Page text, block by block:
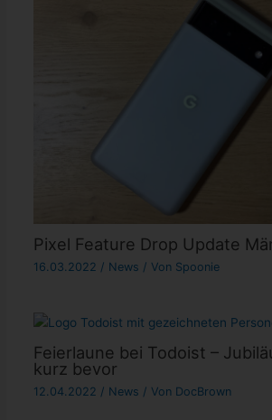
Pixel Feature Drop Update
16.03.2022 / News / Von Spoonie
Feierlaune bei Todoist –
kurz bevor
12.04.2022 / News / Von DocBrown